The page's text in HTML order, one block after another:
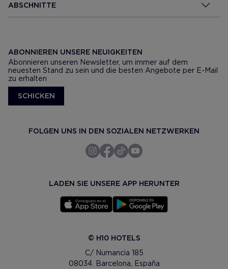
ABSCHNITTE
ABONNIEREN UNSERE NEUIGKEITEN
Abonnieren unseren Newsletter, um immer auf dem
neuesten Stand zu sein und die besten Angebote per E-Mail
zu erhalten
SCHICKEN
FOLGEN UNS IN DEN SOZIALEN NETZWERKEN
LADEN SIE UNSERE APP HERUNTER
© H10 HOTELS
C/ Numancia 185
08034. Barcelona, España